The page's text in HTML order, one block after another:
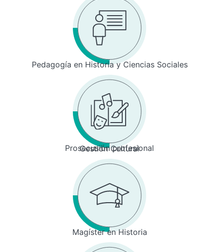
Pedagogía en Historia y Ciencias Sociales
Prosecusión profesional
Gestión Cultural
Magíster en Historia